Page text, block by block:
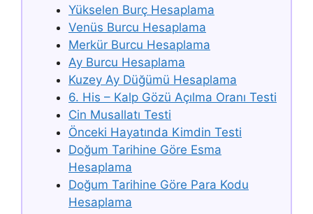
Yükselen Burç Hesaplama
Venüs Burcu Hesaplama
Merkür Burcu Hesaplama
Ay Burcu Hesaplama
Kuzey Ay Düğümü Hesaplama
6. His – Kalp Gözü Açılma Oranı Testi
Cin Musallatı Testi
Önceki Hayatında Kimdin Testi
Doğum Tarihine Göre Esma
Hesaplama
Doğum Tarihine Göre Para Kodu
Hesaplama